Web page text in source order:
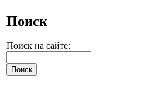
Поиск
Поиск на сайте: